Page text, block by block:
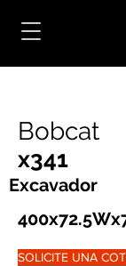
Bobcat
x341
Excavador
SOLICITE UNA